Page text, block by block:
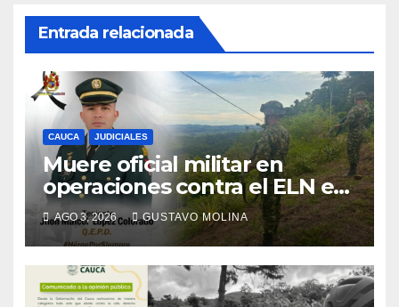
Entrada relacionada
CAUCA JUDICIALES
Muere oficial militar en
operaciones contra el ELN en
el sur del Cauca
AGO 3, 2026 GUSTAVO MOLINA